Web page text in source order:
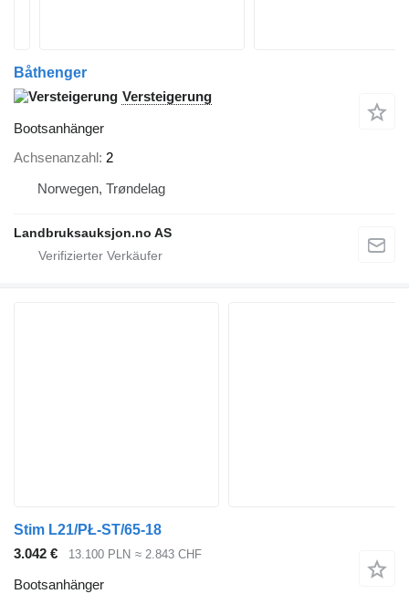
Båthenger
Versteigerung
Bootsanhänger
Achsenanzahl 2
Norwegen, Trøndelag
Landbruksauksjon.no AS
Stim L21/PŁ-ST/65-18
3.042 €
13.100 PLN ≈ 2.843 CHF
Bootsanhänger